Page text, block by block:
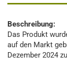
Beschreibung:
Das Produkt
auf den Markt
Dezember 2024